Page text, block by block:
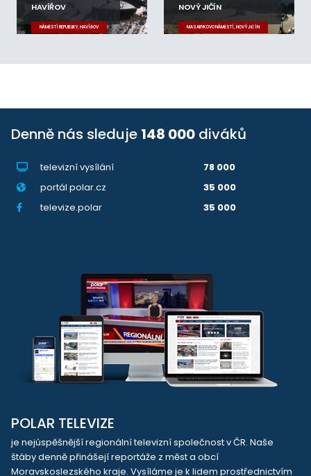
HAVÍŘOV
NÁMĚSTÍ REPUBLIKY, HAVÍŘOV
NOVÝ JIČÍN
MASARYKOVO NÁMĚSTÍ, NOVÝ JIČÍN
Denně nás sleduje 148 000 diváků
televizní vysílání
78 000
portál polar.cz
35 000
televize.polar
35 000
POLAR TELEVIZE
je nejúspěšnější regionální televizní společnost v ČR. Naše
štáby denně přinášejí reportáže z měst a obcí
Moravskoslezského kraje. Vysíláme je k lidem prostřednictvím